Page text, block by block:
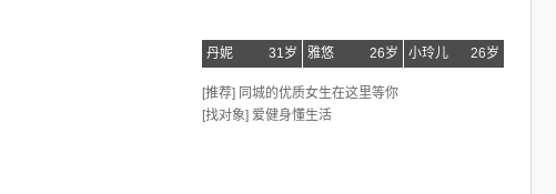
丹妮 31岁 雅悠 26岁 小玲儿 26岁
[推荐] 同城的优质女生在这里等你
[找对象] 爱健身懂生活